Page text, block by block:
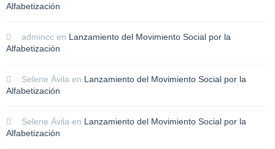
Alfabetización
admincc en Lanzamiento del Movimiento Social por la
Alfabetización
Selene Ávila en Lanzamiento del Movimiento Social por la
Alfabetización
Selene Ávila en Lanzamiento del Movimiento Social por la
Alfabetización